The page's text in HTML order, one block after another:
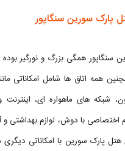
پارک سورین سنگاپور
سنگاپور همگی بزرگ و نورگیر
همه اتاق‌ ها شامل امکاناتی
شبکه های ماهواره ای، اینترنت
با دوش، لوازم بهداشتی و
پارک سورین با امکاناتی دیگری